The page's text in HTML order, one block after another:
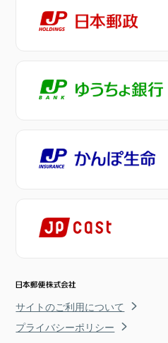
サイトのご利用について
プライバシーポリシー